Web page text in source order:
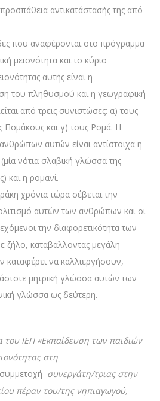
αντικατάστασής της από
που αναφέρονται στο πρόγραμμα
μειονότητα και το κύριο
αυτής είναι η
του πληθυσμού και η γεωγραφική
από τρεις συνιστώσες: α) τους
Πομάκους και γ) τους Ρομά. Η
αυτών είναι αντίστοιχα η
νότια σλαβική γλώσσα της
και η ρομανί.
χρόνια τώρα σέβεται την
αυτών των ανθρώπων και οι
την διαφορετικότητα των
ζήλο, καταβάλλοντας μεγάλη
καταφέρει να καλλιεργήσουν,
μητρική γλώσσα αυτών των
γλώσσα ως δεύτερη.
του ΙΕΠ «Εκπαίδευση των παιδιών
στη
συνεργάτη/τριας στην
πέραν του/της νηπιαγωγού,